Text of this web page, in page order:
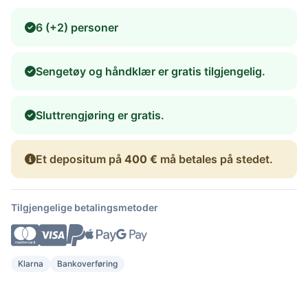
6 (+2) personer
Sengetøy og håndklær er gratis tilgjengelig.
Sluttrengjøring er gratis.
Et depositum på 400 € må betales på stedet.
Tilgjengelige betalingsmetoder
Klarna Bankoverføring